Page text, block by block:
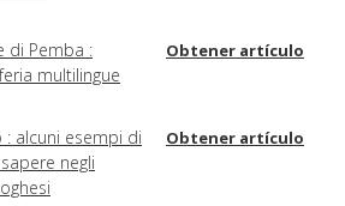
di Pemba :
multilingue
Obtener artículo
: alcuni esempi di
negli
Obtener artículo